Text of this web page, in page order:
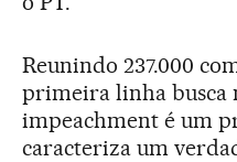
Reunindo 237.000
primeira linha busca
impeachment é um
caracteriza um